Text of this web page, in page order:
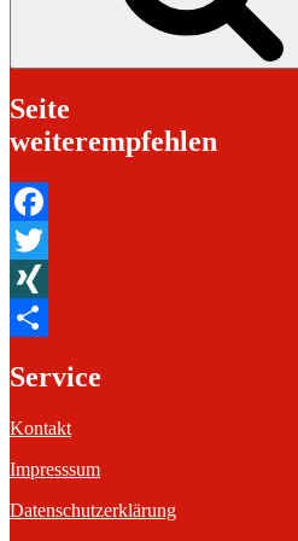
Seite
weiterempfehlen
Facebook
Twitter
XING
Service
Kontakt
Impresssum
Datenschutzerklärung